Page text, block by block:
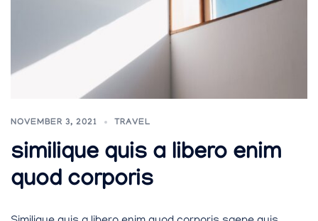
NOVEMBER 3, 2021 TRAVEL
similique quis a libero enim
quod corporis